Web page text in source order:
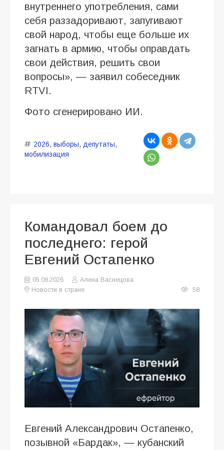
внутреннего употребления, сами
себя раззадоривают, запугивают
свой народ, чтобы еще больше их
загнать в армию, чтобы оправдать
свои действия, решить свои
вопросы», — заявил собеседник
RTVI.
Фото сгенерировано ИИ.
2026, выборы, депутаты,
мобилизация
Командовал боем до
последнего: герой
Евгений Остапенко
05.08.2026
Алена Васнецова
Новости в стране
58
Евгений Александрович Остапенко,
позывной «Бардак», — кубанский